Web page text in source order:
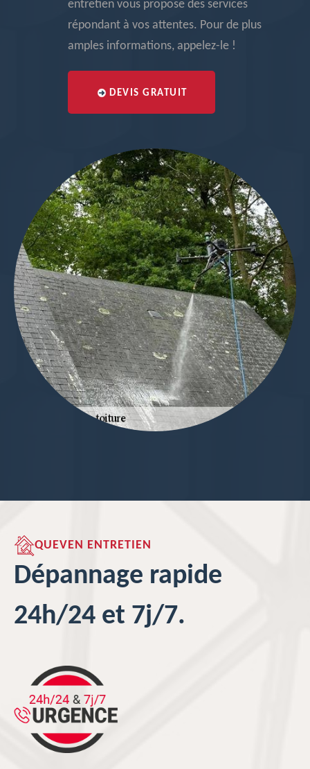
entretien vous propose des services
répondant à vos attentes. Pour de plus
amples informations, appelez-le !
DEVIS GRATUIT
QUEVEN ENTRETIEN
Dépannage rapide
24h/24 et 7j/7.